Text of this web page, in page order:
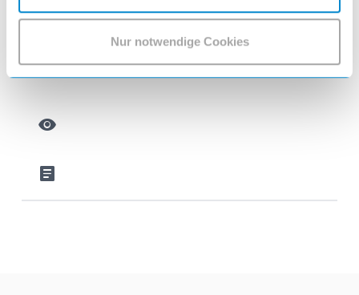
Nur notwendige Cookies
E-Bike Ladestation
visibility
article